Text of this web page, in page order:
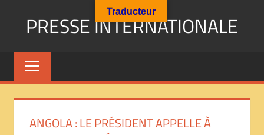
PRESSE INTERNATIONALE
Presse
Internationale
Géopolitique
Immigration
ANGOLA : LE PRÉSIDENT APPELLE À
Traducteur